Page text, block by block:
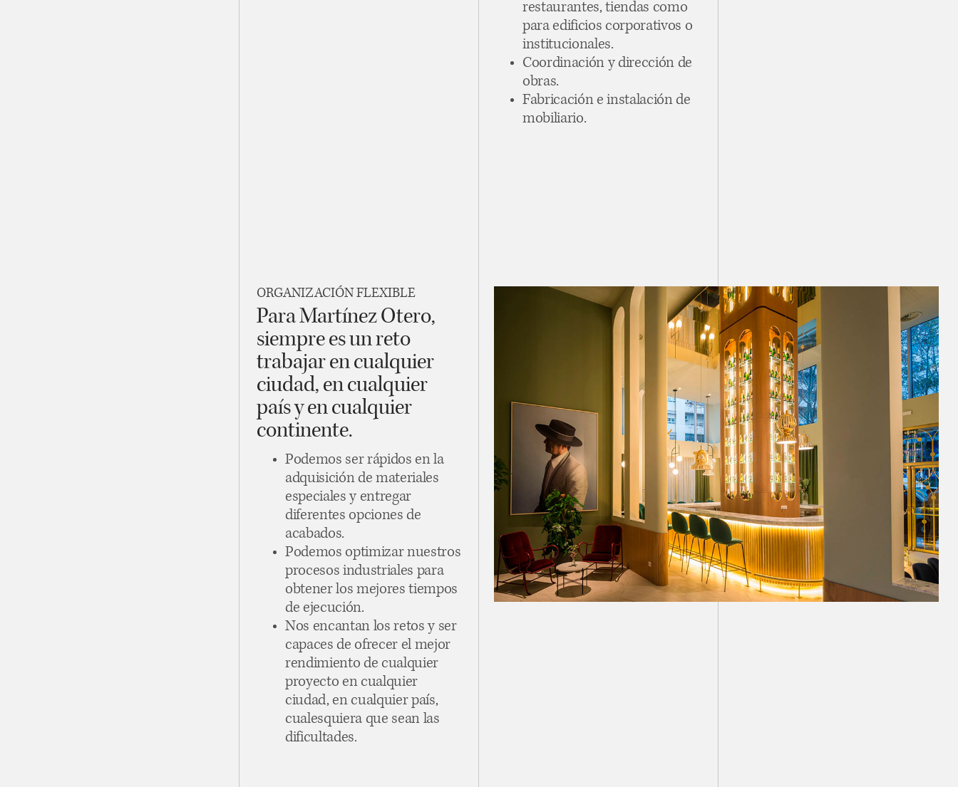
restaurantes, tiendas como
para edificios corporativos o
institucionales.
Coordinación y dirección de
obras.
Fabricación e instalación de
mobiliario.
ORGANIZACIÓN FLEXIBLE
Para Martínez Otero,
siempre es un reto
trabajar en cualquier
ciudad, en cualquier
país y en cualquier
continente.
Podemos ser rápidos en la
adquisición de materiales
especiales y entregar
diferentes opciones de
acabados.
Podemos optimizar nuestros
procesos industriales para
obtener los mejores tiempos
de ejecución.
Nos encantan los retos y ser
capaces de ofrecer el mejor
rendimiento de cualquier
proyecto en cualquier
ciudad, en cualquier país,
cualesquiera que sean las
dificultades.